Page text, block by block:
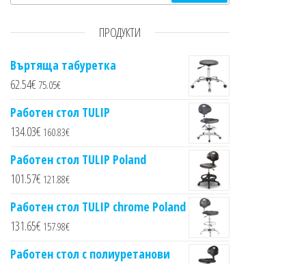
ПРОДУКТИ
Въртяща табуретка
62.54€ 75.05€
Работен стол TULIP
134.03€ 160.83€
Работен стол TULIP Poland
101.57€ 121.88€
Работен стол TULIP chrome Poland
131.65€ 157.98€
Работен стол с полиуретанови